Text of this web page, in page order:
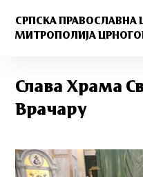
СРПСКА ПРАВОСЛАВНА
МИТРОПОЛИЈА
Слава Храма
Врачару